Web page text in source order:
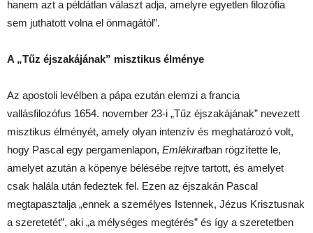
hanem azt a példátlan választ adja, amelyre egyetlen filozófia
sem juthatott volna el önmagától”.
A „Tűz éjszakájának” misztikus élménye
Az apostoli levélben a pápa ezután elemzi a francia
vallásfilozófus 1654. november 23-i „Tűz éjszakájának” nevezett
misztikus élményét, amely olyan intenzív és meghatározó volt,
hogy Pascal egy pergamenlapon, Emlékiratban rögzítette le,
amelyet azután a köpenye bélésébe rejtve tartott, és amelyet
csak halála után fedeztek fel. Ezen az éjszakán Pascal
megtapasztalja „ennek a személyes Istennek, Jézus Krisztusnak
a szeretetét”, aki „a mélységes megtérés” és így a szeretetben